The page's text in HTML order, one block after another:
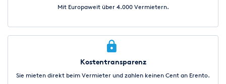
Mit Europaweit über 4.000 Vermietern.
Kostentransparenz
Sie mieten direkt beim Vermieter und zahlen keinen Cent an Erento.